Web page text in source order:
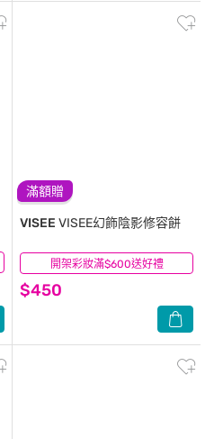
滿額贈
開架彩妝滿$600送好禮
VISEE VISEE幻飾陰影修容餅
$450
(1)